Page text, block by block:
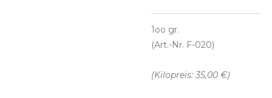
1oo gr.
(Art.-Nr. F-020)
(Kilopreis: 35,00 €)